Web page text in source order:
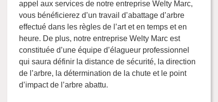
appel aux services de notre entreprise Welty Marc,
vous bénéficierez d’un travail d’abattage d’arbre
effectué dans les règles de l’art et en temps et en
heure. De plus, notre entreprise Welty Marc est
constituée d’une équipe d’élagueur professionnel
qui saura définir la distance de sécurité, la direction
de l’arbre, la détermination de la chute et le point
d’impact de l’arbre abattu.